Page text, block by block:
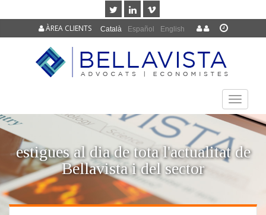
Català Español English
ÀREA CLIENTS
TOGGLE
estigues al dia de tota l'actualitat de
Bellavista i del sector